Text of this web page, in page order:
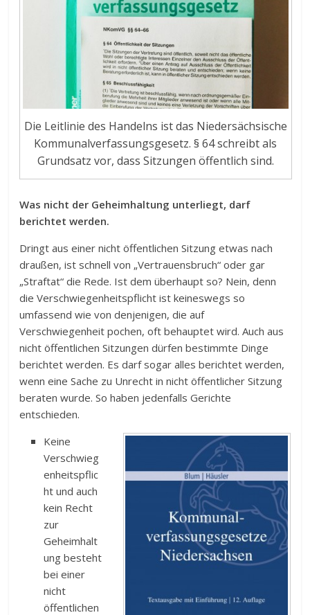
Die Leitlinie des Handelns ist das Niedersächsische
Kommunalverfassungsgesetz. § 64 schreibt als
Grundsatz vor, dass Sitzungen öffentlich sind.
Was nicht der Geheimhaltung unterliegt, darf
berichtet werden.
Dringt aus einer nicht öffentlichen Sitzung etwas nach
draußen, ist schnell von „Vertrauensbruch“ oder gar
„Straftat“ die Rede. Ist dem überhaupt so? Nein, denn
die Verschwiegenheitspflicht ist keineswegs so
umfassend wie von denjenigen, die auf
Verschwiegenheit pochen, oft behauptet wird. Auch aus
nicht öffentlichen Sitzungen dürfen bestimmte Dinge
berichtet werden. Es darf sogar alles berichtet werden,
wenn eine Sache zu Unrecht in nicht öffentlicher Sitzung
beraten wurde. So haben jedenfalls Gerichte
entschieden.
Keine
Verschwieg
enheitspflic
ht und auch
kein Recht
zur
Geheimhalt
ung besteht
bei einer
nicht
öffentlichen